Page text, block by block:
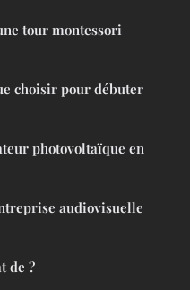
tour montessori
choisir pour débuter
photovoltaïque en
audiovisuelle
de ?